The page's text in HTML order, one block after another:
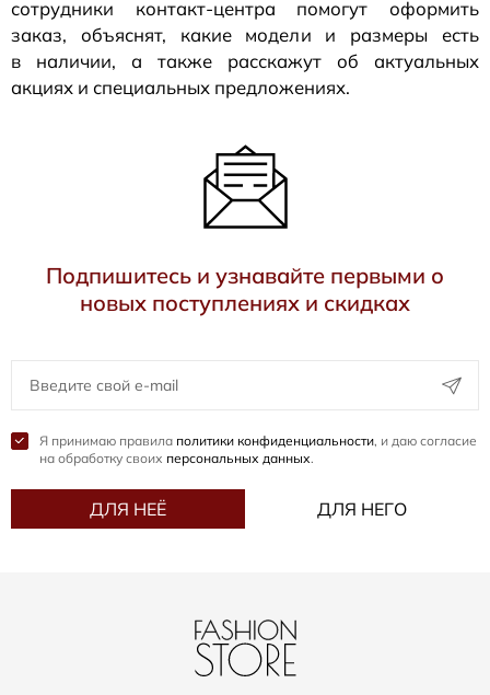
сотрудники контакт-центра помогут оформить
заказ, объяснят, какие модели и размеры есть
в наличии, а также расскажут об актуальных
акциях и специальных предложениях.
Подпишитесь и узнавайте первыми о
новых поступлениях и скидках
Я принимаю правила политики конфиденциальности, и даю согласие
на обработку своих персональных данных.
ДЛЯ НЕЁ ДЛЯ НЕГО